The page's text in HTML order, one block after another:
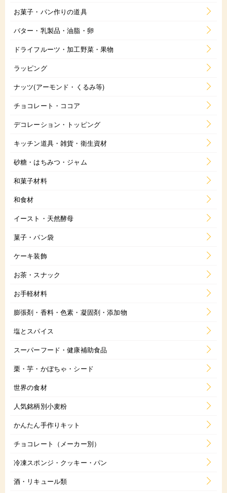
お菓子・パン作りの道具
バター・乳製品・油脂・卵
ドライフルーツ・加工野菜・果物
ラッピング
ナッツ(アーモンド・くるみ等)
チョコレート・ココア
デコレーション・トッピング
キッチン道具・雑貨・衛生資材
砂糖・はちみつ・ジャム
和菓子材料
和食材
イースト・天然酵母
菓子・パン袋
ケーキ装飾
お茶・スナック
お手軽材料
膨張剤・香料・色素・凝固剤・添加物
塩とスパイス
スーパーフード・健康補助食品
栗・芋・かぼちゃ・シード
世界の食材
人気銘柄別小麦粉
かんたん手作りキット
チョコレート（メーカー別）
冷凍スポンジ・クッキー・パン
酒・リキュール類